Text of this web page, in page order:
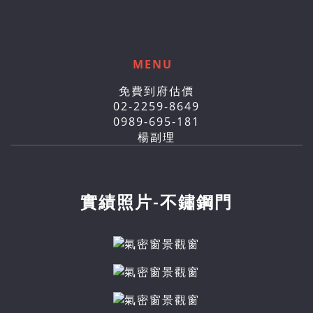
MENU
免費到府估價
02-2259-8649
0989-695-181
楊副理
實績照片-不鏽鋼門